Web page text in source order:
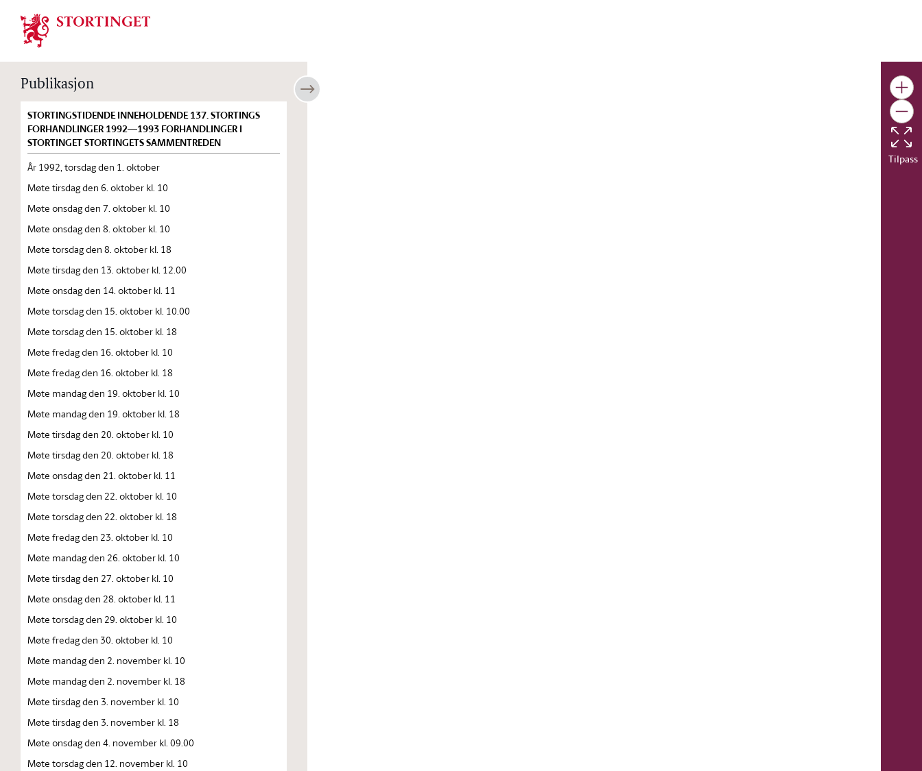
Stortinget.no
Publikasjon
STORTINGSTIDENDE INNEHOLDENDE 137. STORTINGS
FORHANDLINGER 1992—1993 FORHANDLINGER I
STORTINGET STORTINGETS SAMMENTREDEN
År 1992, torsdag den 1. oktober
Møte tirsdag den 6. oktober kl. 10
Møte onsdag den 7. oktober kl. 10
Møte onsdag den 8. oktober kl. 10
Møte torsdag den 8. oktober kl. 18
Møte tirsdag den 13. oktober kl. 12.00
Møte onsdag den 14. oktober kl. 11
Møte torsdag den 15. oktober kl. 10.00
Møte torsdag den 15. oktober kl. 18
Møte fredag den 16. oktober kl. 10
Møte fredag den 16. oktober kl. 18
Møte mandag den 19. oktober kl. 10
Møte mandag den 19. oktober kl. 18
Møte tirsdag den 20. oktober kl. 10
Møte tirsdag den 20. oktober kl. 18
Møte onsdag den 21. oktober kl. 11
Møte torsdag den 22. oktober kl. 10
Møte torsdag den 22. oktober kl. 18
Møte fredag den 23. oktober kl. 10
Møte mandag den 26. oktober kl. 10
Møte tirsdag den 27. oktober kl. 10
Møte onsdag den 28. oktober kl. 11
Møte torsdag den 29. oktober kl. 10
Møte fredag den 30. oktober kl. 10
Møte mandag den 2. november kl. 10
Møte mandag den 2. november kl. 18
Møte tirsdag den 3. november kl. 10
Møte tirsdag den 3. november kl. 18
Møte onsdag den 4. november kl. 09.00
Møte torsdag den 12. november kl. 10